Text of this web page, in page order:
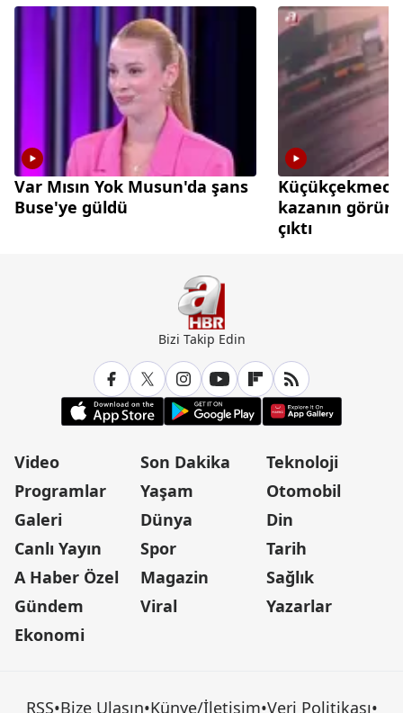
Var Mısın Yok Musun'da şans
Buse'ye güldü
kazanın
çıktı
Bizi Takip Edin
Video
Programlar
Galeri
Canlı Yayın
A Haber Özel
Gündem
Ekonomi
Son Dakika
Yaşam
Dünya
Spor
Magazin
Viral
Teknoloji
Otomobil
Din
Tarih
Sağlık
Yazarlar
RSS•Bize Ulaşın•Künye/İletişim•Veri Politikası•